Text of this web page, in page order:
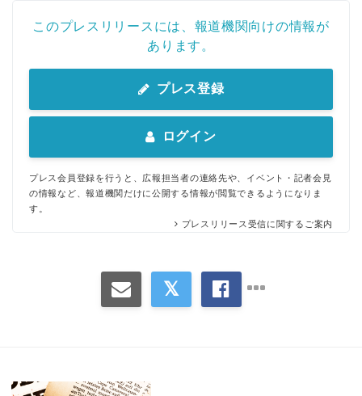
このプレスリリースには、報道機関向けの情報が
あります。
プレス登録
ログイン
プレス会員登録を行うと、広報担当者の連絡先や、イベント・記者会見
の情報など、報道機関だけに公開する情報が閲覧できるようになりま
す。
プレスリリース受信に関するご案内
Japanese
English